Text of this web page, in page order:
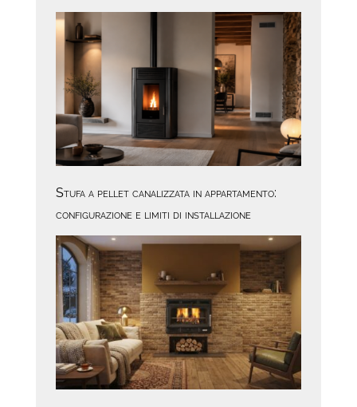
Stufa a pellet canalizzata in appartamento:
configurazione e limiti di installazione